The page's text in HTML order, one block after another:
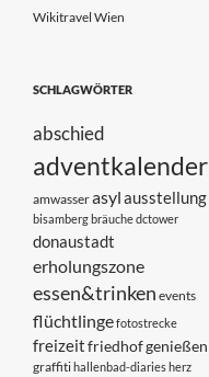
Wikitravel Wien
SCHLAGWÖRTER
abschied
adventkalender
amwasserasylausstellung
bisambergbräuchedctower
donaustadt
erholungszone
essen&trinken events
flüchtlingefotostrecke
freizeitfriedhofgenießen
graffitihallenbad-diariesherz